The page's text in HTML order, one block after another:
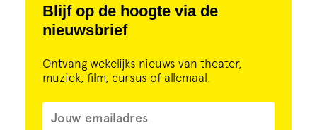
Blijf op de hoogte via de
nieuwsbrief
Ontvang wekelijks nieuws van theater,
muziek, film, cursus of allemaal.